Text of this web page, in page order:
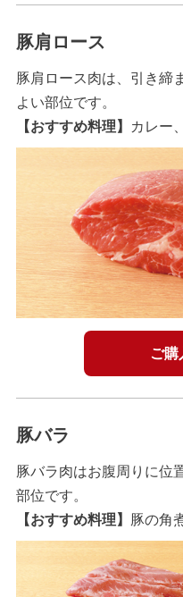
豚肩ロース
豚肩ロース肉は、引き締
よい部位です。
【おすすめ料理】
カレー
ご購
豚バラ
豚バラ肉はお腹周りに位
部位です。
【おすすめ料理】
豚の角